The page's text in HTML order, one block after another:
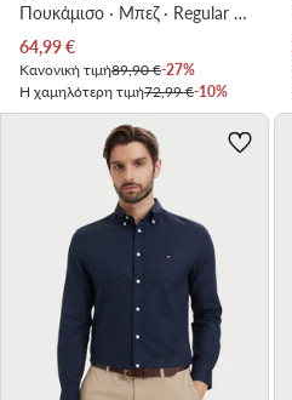
Πουκάμισο · Μπεζ · Regular Fit
Τρέχουσα τιμή
64,99€
Κανονική τιμή89,90 €-27%
Η χαμηλότερη τιμή72,99 €-10%